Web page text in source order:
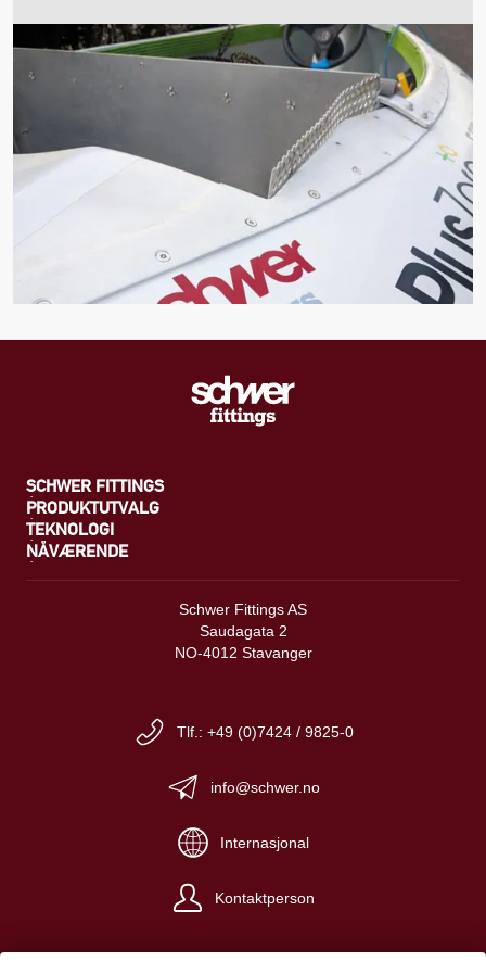
SCHWER FITTINGS
PRODUKTUTVALG
TEKNOLOGI
NÅVÆRENDE
Schwer Fittings AS
Saudagata 2
NO-4012 Stavanger
Tlf.: +49 (0)7424 / 9825-0
info@schwer.no
Internasjonal
Kontaktperson